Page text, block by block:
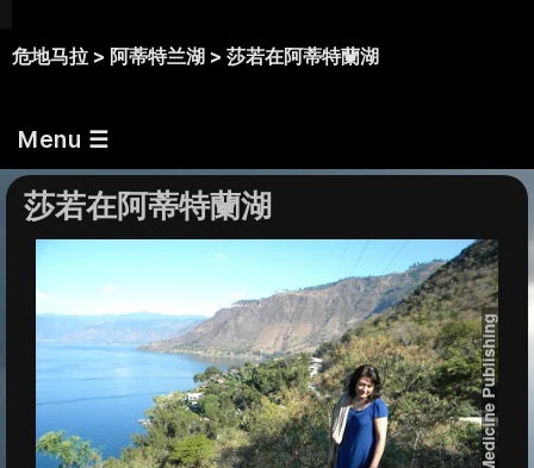
危地马拉 > 阿蒂特兰湖 > 莎若在阿蒂特蘭湖
Menu ☰
莎若在阿蒂特蘭湖